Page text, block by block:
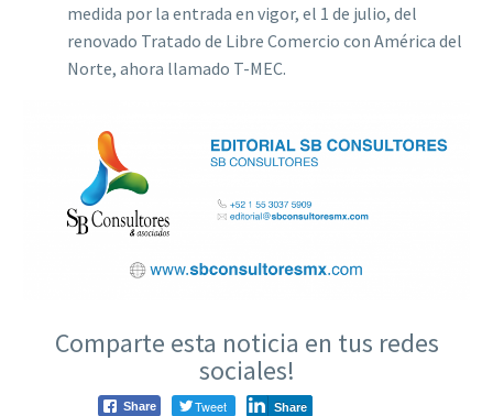
medida por la entrada en vigor, el 1 de julio, del
renovado Tratado de Libre Comercio con América del
Norte, ahora llamado T-MEC.
Comparte esta noticia en tus redes
sociales!
Share Tweet Share